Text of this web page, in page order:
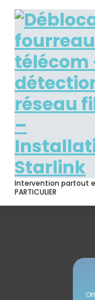
Skip
content
Intervention partout en
PARTICULIER